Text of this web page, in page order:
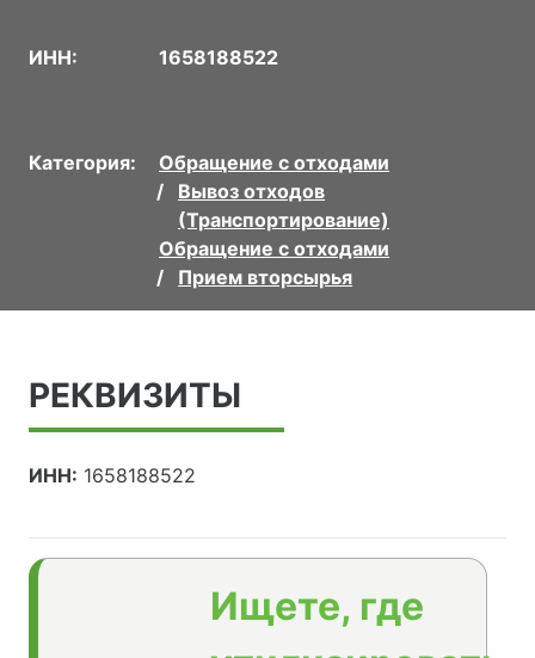
ИНН: 1658188522
Категория:
Обращение с отходами
Вывоз отходов
(Транспортирование)
Обращение с отходами
Прием вторсырья
РЕКВИЗИТЫ
ИНН: 1658188522
Ищете, где